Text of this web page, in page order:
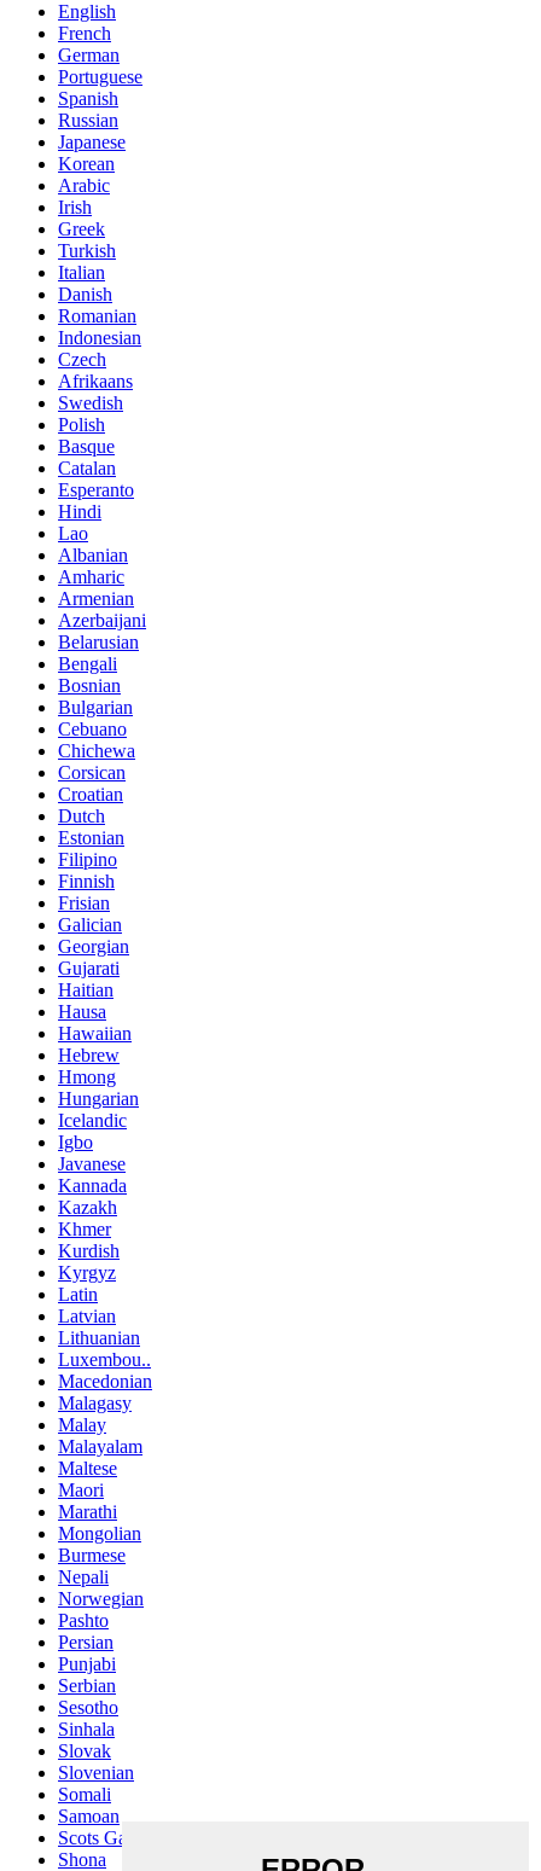
English
French
German
Portuguese
Spanish
Russian
Japanese
Korean
Arabic
Irish
Greek
Turkish
Italian
Danish
Romanian
Indonesian
Czech
Afrikaans
Swedish
Polish
Basque
Catalan
Esperanto
Hindi
Lao
Albanian
Amharic
Armenian
Azerbaijani
Belarusian
Bengali
Bosnian
Bulgarian
Cebuano
Chichewa
Corsican
Croatian
Dutch
Estonian
Filipino
Finnish
Frisian
Galician
Georgian
Gujarati
Haitian
Hausa
Hawaiian
Hebrew
Hmong
Hungarian
Icelandic
Igbo
Javanese
Kannada
Kazakh
Khmer
Kurdish
Kyrgyz
Latin
Latvian
Lithuanian
Luxembou..
Macedonian
Malagasy
Malay
Malayalam
Maltese
Maori
Marathi
Mongolian
Burmese
Nepali
Norwegian
Pashto
Persian
Punjabi
Serbian
Sesotho
Sinhala
Slovak
Slovenian
Somali
Samoan
Scots Gaelic
Shona